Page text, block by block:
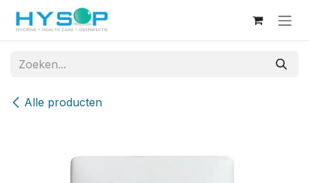
Overslaan naar inhoud
Alle producten